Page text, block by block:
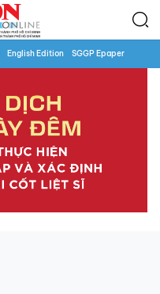
English Edition SGGP Epaper